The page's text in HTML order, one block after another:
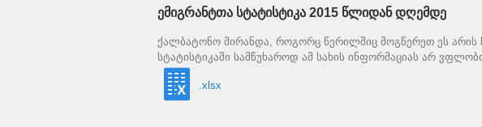
ემიგრანტთა სტატისტიკა 2015 წლიდან დღემდე
ქალბატონო მირანდა, როგორც წერილშიც მოგწერეთ ეს არის
სტატისტიკაში სამწუხაროდ ამ სახის ინფორმაციას არ
.xlsx